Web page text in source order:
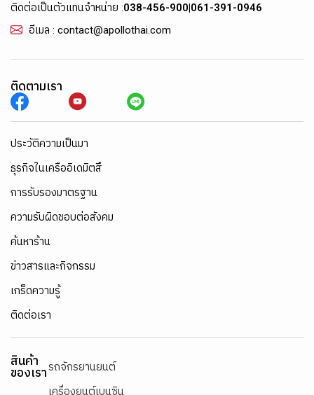
ติดต่อเป็นตัวแทนจำหน่าย :038-456-900|061-391-0946
อีเมล : contact@apollothai.com
ติดตามเรา
ประวัติความเป็นมา
ธุรกิจในเครืออิเดมิตสึ
การรับรองมาตรฐาน
ความรับผิดชอบต่อสังคม
ค้นหาร้าน
ข่าวสารและกิจกรรม
เกร็ดความรู้
ติดต่อเรา
สินค้า
ของเรารถจักรยานยนต์
เครื่องยนต์เบนซิน